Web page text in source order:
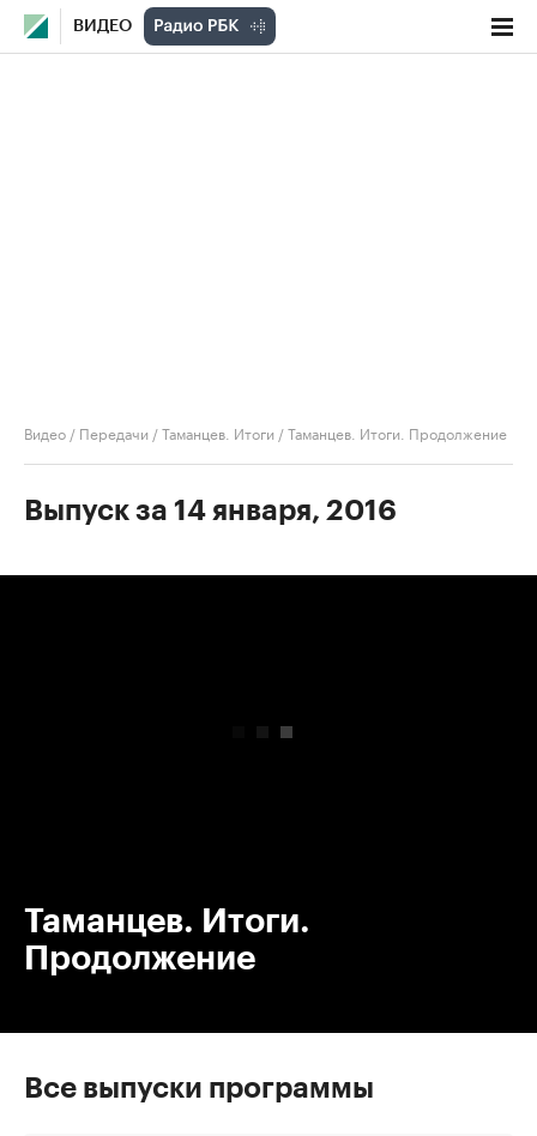
ВИДЕО
Видео / Передачи /Таманцев. Итоги /Таманцев. Итоги. Продолжение
Выпуск за 14 января, 2016
Таманцев. Итоги.
Продолжение
Все выпуски программы